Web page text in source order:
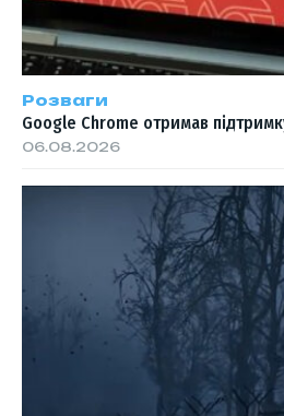
Розваги
Google Chrome отримав
06.08.2026